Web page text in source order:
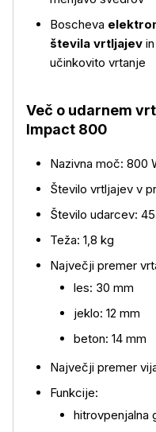
Boscheva
števila vrtljajev in
učinkovito vrtanje
Več o udarnem
Impact 800
Nazivna moč: 800
Število vrtljajev v
Število udarcev:
Teža: 1,8 kg
Največji premer
les: 30 mm
jeklo: 12 mm
beton: 14 mm
Največji premer
Funkcije:
hitrovpenjalna